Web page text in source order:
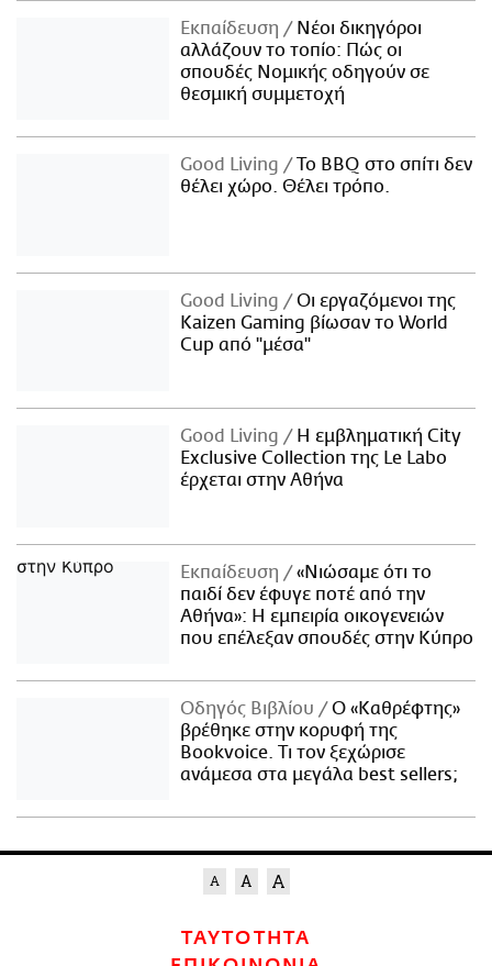
Εκπαίδευση
Νέοι δικηγόροι
αλλάζουν το τοπίο: Πώς οι
σπουδές Νομικής οδηγούν σε
θεσμική συμμετοχή
Good Living
Το BBQ στο σπίτι δεν
θέλει χώρο. Θέλει τρόπο.
Good Living
Οι εργαζόμενοι της
Kaizen Gaming βίωσαν το World
Cup από "μέσα"
Good Living
Η εμβληματική City
Exclusive Collection της Le Labo
έρχεται στην Αθήνα
Εκπαίδευση
«Νιώσαμε ότι το
παιδί δεν έφυγε ποτέ από την
Αθήνα»: Η εμπειρία οικογενειών
που επέλεξαν σπουδές στην Κύπρο
Οδηγός Βιβλίου
Ο «Καθρέφτης»
βρέθηκε στην κορυφή της
Bookvoice. Τι τον ξεχώρισε
ανάμεσα στα μεγάλα best sellers;
ΤΑΥΤΟΤΗΤΑ